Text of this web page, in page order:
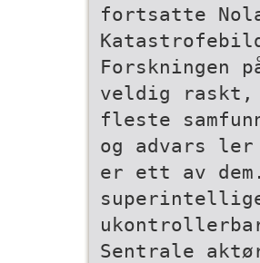
fortsatte
veldig raskt,
fleste
og advars­
er ett av
Sentrale